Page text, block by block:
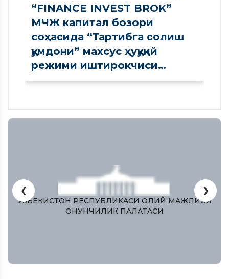
“FINANCE INVEST BROK”
МЧЖ капитал бозори
соҳасида “Тартибга солиш
қумдони” махсус ҳуқуқий
режими иштирокчиси
сифатида рўйхатдан
ЎЗБЕКИСТОН РЕСПУБЛИКAСИ ОЛИЙ МAЖЛИСИ
ҚОНУНЧИЛИК ПAЛAТAСИ
❮ ❯